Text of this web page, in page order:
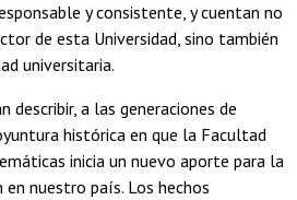
y consistente, y cuentan no
de esta Universidad, sino también
universitaria.
describir, a las generaciones de
histórica en que la Facultad
inicia un nuevo aporte para la
nuestro país. Los hechos